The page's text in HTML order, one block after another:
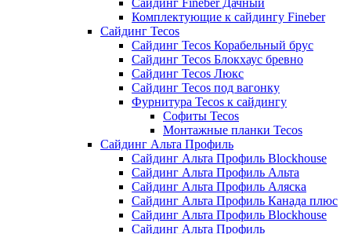
Сайдинг Fineber Дачный
Комплектующие к сайдингу Fineber
Сайдинг Tecos
Сайдинг Tecos Корабельный брус
Сайдинг Tecos Блокхаус бревно
Сайдинг Tecos Люкс
Сайдинг Tecos под вагонку
Фурнитура Tecos к сайдингу
Софиты Tecos
Монтажные планки Tecos
Сайдинг Альта Профиль
Сайдинг Альта Профиль Blockhouse
Сайдинг Альта Профиль Альта
Сайдинг Альта Профиль Аляска
Сайдинг Альта Профиль Канада плюс
Сайдинг Альта Профиль Blockhouse
Сайдинг Альта Профиль